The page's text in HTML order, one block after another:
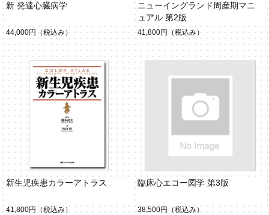
新 発達心臓病学
44,000円 （税込み）
ニューイングランド周産期マニ
ュアル 第2版
41,800円 （税込み）
新生児疾患カラーアトラス
41,800円 （税込み）
臨床心エコー図学 第3版
38,500円 （税込み）